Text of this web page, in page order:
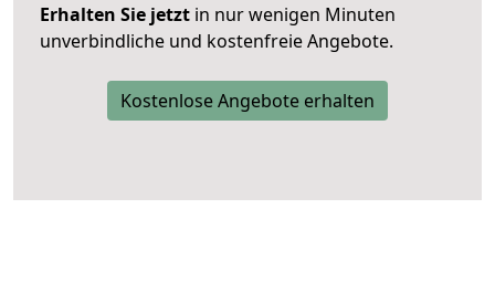
Erhalten Sie jetzt in nur wenigen Minuten
unverbindliche und kostenfreie Angebote.
Kostenlose Angebote erhalten